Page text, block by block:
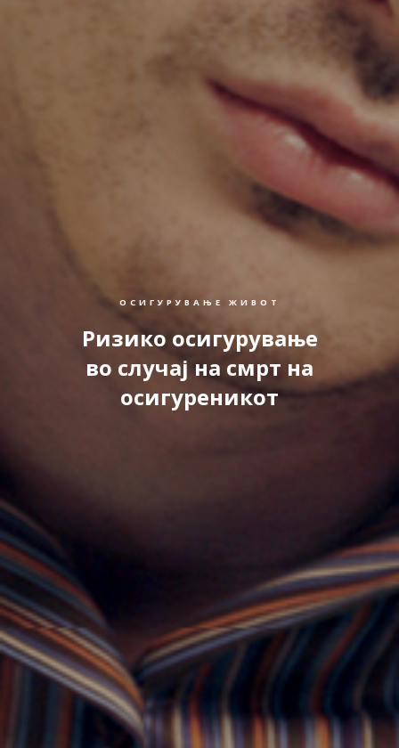
ОСИГУРУВАЊЕ ЖИВОТ
Ризико осигурување
во случај на смрт на
осигуреникот